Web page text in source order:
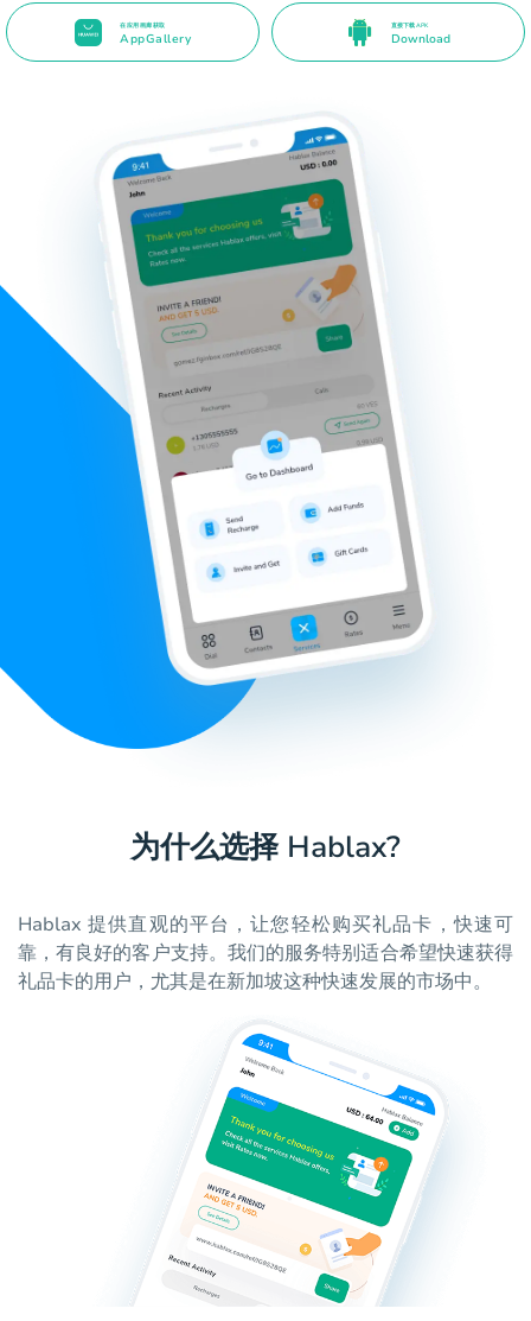
在应用画廊获取
AppGallery
直接下载 APK
Download
为什么选择 Hablax?
Hablax 提供直观的平台，让您轻松购买礼品卡，快速可
靠，有良好的客户支持。我们的服务特别适合希望快速获得
礼品卡的用户，尤其是在新加坡这种快速发展的市场中。